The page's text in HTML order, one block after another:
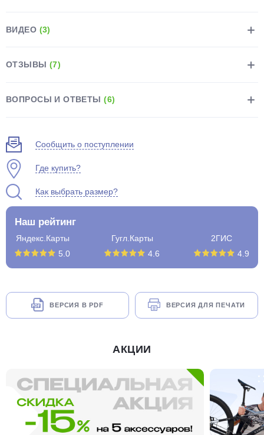
ВИДЕО (3)
ОТЗЫВЫ (7)
ВОПРОСЫ И ОТВЕТЫ(6)
Сообщить о поступлении
Где купить?
Как выбрать размер?
Наш рейтинг
Яндекс.Карты
5.0
Гугл.Карты
4.6
2ГИС
4.9
ВЕРСИЯ В PDF ВЕРСИЯ ДЛЯ ПЕЧАТИ
АКЦИИ